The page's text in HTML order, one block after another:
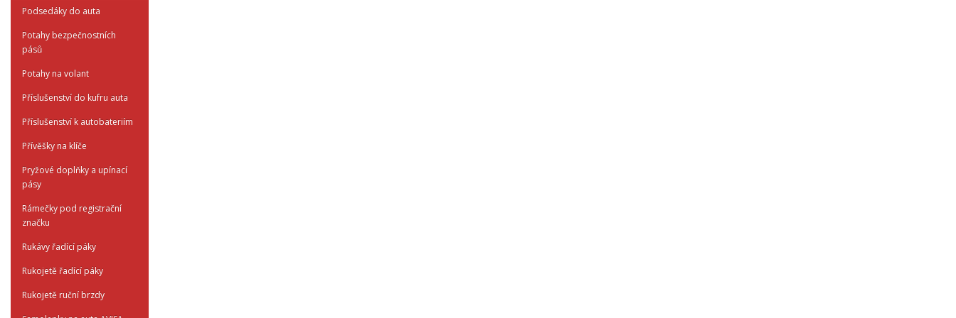
Podsedáky do auta
Potahy bezpečnostních
pásů
Potahy na volant
Příslušenství do kufru auta
Příslušenství k autobateriím
Přívěšky na klíče
Pryžové doplňky a upínací
pásy
Rámečky pod registrační
značku
Rukávy řadící páky
Rukojetě řadící páky
Rukojetě ruční brzdy